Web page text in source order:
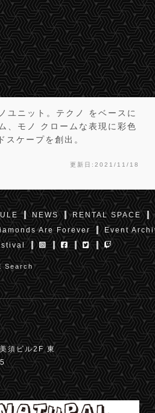
ユニット。テクノ をベースに
、モノ クロームな表現に彩色
ケープを創出。
更新日:2021/11/18
NEWS RENTAL SPACE
Are Forever Event
Search
須ビル2F 東